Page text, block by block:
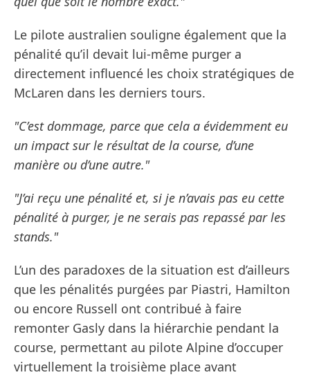
Le pilote australien souligne également que la
pénalité qu’il devait lui-même purger a
directement influencé les choix stratégiques de
McLaren dans les derniers tours.
"C’est dommage, parce que cela a évidemment eu
un impact sur le résultat de la course, d’une
manière ou d’une autre."
"J’ai reçu une pénalité et, si je n’avais pas eu cette
pénalité à purger, je ne serais pas repassé par les
stands."
L’un des paradoxes de la situation est d’ailleurs
que les pénalités purgées par Piastri, Hamilton
ou encore Russell ont contribué à faire
remonter Gasly dans la hiérarchie pendant la
course, permettant au pilote Alpine d’occuper
virtuellement la troisième place avant